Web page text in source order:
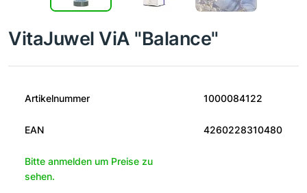
VitaJuwel ViA "Balance"
Artikelnummer 1000084122
EAN 4260228310480
Bitte anmelden um Preise zu
sehen.